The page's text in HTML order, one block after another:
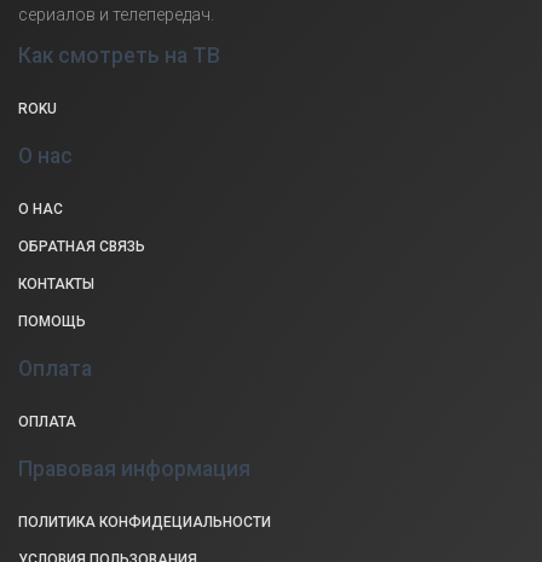
сериалов и телепередач.
Как смотреть на ТВ
ROKU
О нас
О НАС
ОБРАТНАЯ СВЯЗЬ
КОНТАКТЫ
ПОМОЩЬ
Оплата
ОПЛАТА
Правовая информация
ПОЛИТИКА КОНФИДЕЦИАЛЬНОСТИ